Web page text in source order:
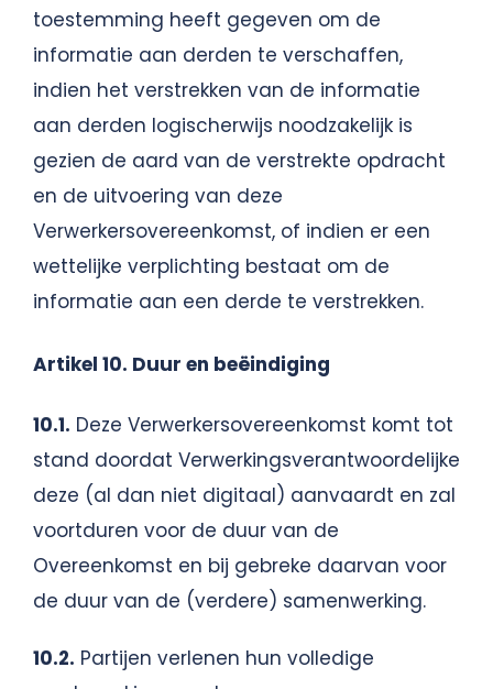
toestemming heeft gegeven om de
informatie aan derden te verschaffen,
indien het verstrekken van de informatie
aan derden logischerwijs noodzakelijk is
gezien de aard van de verstrekte opdracht
en de uitvoering van deze
Verwerkersovereenkomst, of indien er een
wettelijke verplichting bestaat om de
informatie aan een derde te verstrekken.
Artikel 10. Duur en beëindiging
10.1. Deze Verwerkersovereenkomst komt tot
stand doordat Verwerkingsverantwoordelijke
deze (al dan niet digitaal) aanvaardt en zal
voortduren voor de duur van de
Overeenkomst en bij gebreke daarvan voor
de duur van de (verdere) samenwerking.
10.2. Partijen verlenen hun volledige